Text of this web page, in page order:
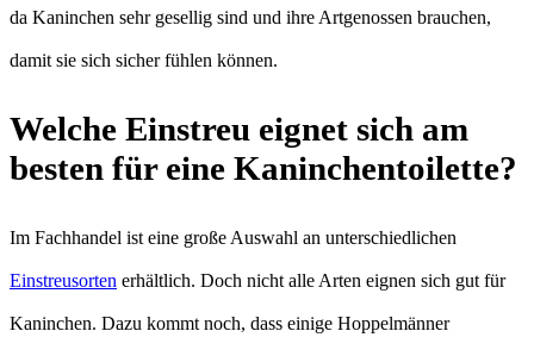
da Kaninchen sehr gesellig sind und ihre Artgenossen brauchen,
damit sie sich sicher fühlen können.
Welche Einstreu eignet sich am
besten für eine Kaninchentoilette?
Im Fachhandel ist eine große Auswahl an unterschiedlichen
Einstreusorten erhältlich. Doch nicht alle Arten eignen sich gut für
Kaninchen. Dazu kommt noch, dass einige Hoppelmänner